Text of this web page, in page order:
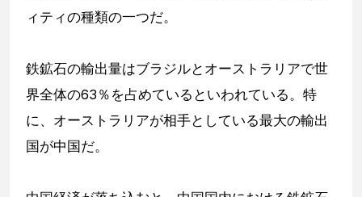
ィティの種類の一つだ。
鉄鉱石の輸出量はブラジルとオーストラリアで世
界全体の63％を占めているといわれている。特
に、オーストラリアが相手としている最大の輸出
国が中国だ。